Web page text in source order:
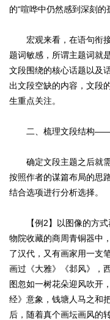
的“喧哗中仍然感到深刻的
宏观来看，在语句衔接
题词敏感，所谓主题词就
文段围绕的核心话题以及
出文段空缺的内容，文段
生重点关注。
二、梳理文段结构——
确定文段主题之后就需
按照作者的谋篇布局的思
结合选项进行分析选择。
【例2】以图像的方式
物院收藏的商周青铜器中
了汉代，又有画家用一支
画过《大雅》《邶风》，
图忽如一树花朵迎风吹开
经》意象，钱塘人马之和
后，随着真个画坛画风的